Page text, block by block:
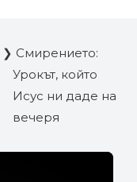
❯ Смирението:
Урокът, който
Исус ни даде на
вечеря